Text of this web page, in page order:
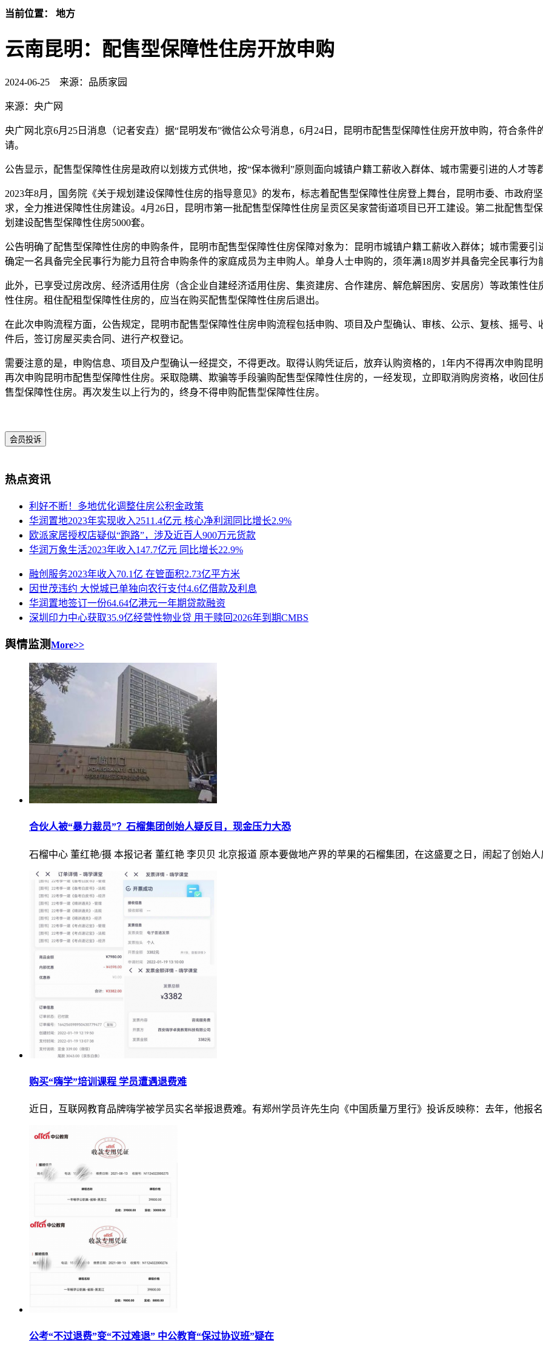
当前位置： 地方
云南昆明：配售型保障性住房开放申购
2024-06-25 来源：品质家园
来源：央广网
央广网北京6月25日消息（记者安垚）据“昆明发布”微信公众号消息，6月24日，昆明市配售型保障性住房开放申购，符合条
请。
公告显示，配售型保障性住房是政府以划拨方式供地，按“保本微利”原则面向城镇户籍工薪收入群体、城市需要引进的人才等
2023年8月，国务院《关于规划建设保障性住房的指导意见》的发布，标志着配售型保障性住房登上舞台，昆明市委、市政府
求，全力推进保障性住房建设。4月26日，昆明市第一批配售型保障性住房呈贡区吴家营街道项目已开工建设。第二批配售型
划建设配售型保障性住房5000套。
公告明确了配售型保障性住房的申购条件，昆明市配售型保障性住房保障对象为：昆明市城镇户籍工薪收入群体；城市需要
确定一名具备完全民事行为能力且符合申购条件的家庭成员为主申购人。单身人士申购的，须年满18周岁并具备完全民事行为
此外，已享受过房改房、经济适用住房（含企业自建经济适用住房、集资建房、合作建房、解危解困房、安居房）等政策性
性住房。租住配租型保障性住房的，应当在购买配售型保障性住房后退出。
在此次申购流程方面，公告规定，昆明市配售型保障性住房申购流程包括申购、项目及户型确认、审核、公示、复核、摇号
件后，签订房屋买卖合同、进行产权登记。
需要注意的是，申购信息、项目及户型确认一经提交，不得更改。取得认购凭证后，放弃认购资格的，1年内不得再次申购昆
再次申购昆明市配售型保障性住房。采取隐瞒、欺骗等手段骗购配售型保障性住房的，一经发现，立即取消购房资格，收回
售型保障性住房。再次发生以上行为的，终身不得申购配售型保障性住房。
会员投诉
热点资讯
利好不断！多地优化调整住房公积金政策
华润置地2023年实现收入2511.4亿元 核心净利润同比增长2.9%
欧派家居授权店疑似“跑路”，涉及近百人900万元货款
华润万象生活2023年收入147.7亿元 同比增长22.9%
融创服务2023年收入70.1亿 在管面积2.73亿平方米
因世茂违约 大悦城已单独向农行支付4.6亿借款及利息
华润置地签订一份64.64亿港元一年期贷款融资
深圳印力中心获取35.9亿经营性物业贷 用于赎回2026年到期CMBS
舆情监测More>>
合伙人被“暴力裁员”？石榴集团创始人疑反目，现金压力大恐
石榴中心 董红艳/摄 本报记者 董红艳 李贝贝 北京报道 原本要做地产界的苹果的石榴集团，在这盛夏之日，闹起了创
购买“嗨学”培训课程 学员遭遇退费难
近日，互联网教育品牌嗨学被学员实名举报退费难。有郑州学员许先生向《中国质量万里行》投诉反映称：去年，他
公考“不过退费”变“不过难退” 中公教育“保过协议班”疑在